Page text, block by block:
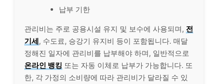
납부 기한
관리비는 주로 공용시설 유지 및 보수에 사용되며, 전
기세, 수도료, 승강기 유지비 등이 포함됩니다. 매달
정해진 일자에 관리비를 납부해야 하며, 일반적으로
온라인 뱅킹 또는 자동 이체로 납부가 가능합니다. 또
한, 각 가정의 소비량에 따라 관리비가 달라질 수 있